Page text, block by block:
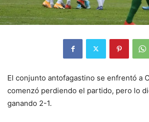
El conjunto antofagastino se enfrentó a
comenzó perdiendo el partido, pero lo
ganando 2-1.